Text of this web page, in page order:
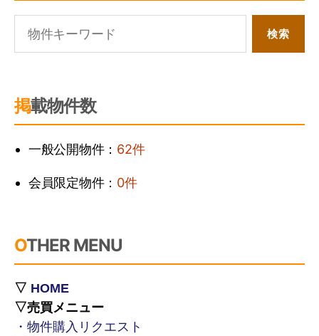
掲載物件数
一般公開物件： 62件
会員限定物件： 0件
OTHER MENU
▽ HOME
▽売買メニュー
・物件購入リクエスト